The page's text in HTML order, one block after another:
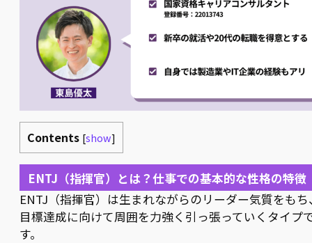
Contents [show]
ENTJ（指揮官）とは？仕事での基本的な性格の特徴
ENTJ（指揮官）は生まれながらのリーダー気質をもち
目標達成に向けて周囲を力強く引っ張っていくタイプ
す。